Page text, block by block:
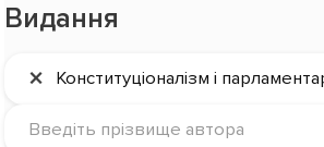
Видання
× Конституціоналізм і
Введіть прізвище автора